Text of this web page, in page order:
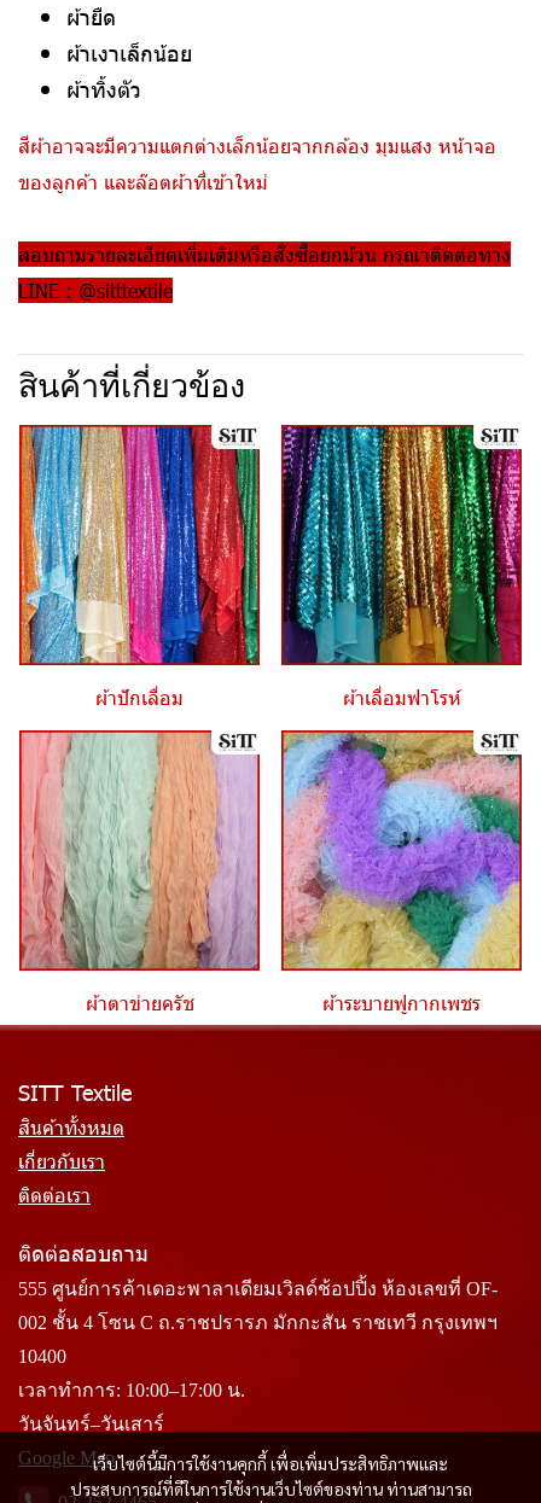
ผ้ายืด
ผ้าเงาเล็กน้อย
ผ้าทิ้งตัว
สีผ้าอาจจะมีความแตกต่างเล็กน้อยจากกล้อง มุมแสง หน้าจอ
ของลูกค้า และล๊อตผ้าที่เข้าใหม่
สอบถามรายละเอียดเพิ่มเติมหรือสั่งซื้อยกม้วน กรุณาติดต่อทาง
LINE : @sitttextile
สินค้าที่เกี่ยวข้อง
ผ้าปักเลื่อม ผ้าเลื่อมฟาโรห์
ผ้าตาข่ายครัช ผ้าระบายฟูกากเพชร
เว็บไซต์นี้มีการใช้งานคุกกี้ เพื่อเพิ่มประสิทธิภาพและ
ประสบการณ์ที่ดีในการใช้งานเว็บไซต์ของท่าน ท่านสามารถ
SITT Textile
สินค้าทั้งหมด
เกี่ยวกับเรา
ติดต่อเรา
ติดต่อสอบถาม
555 ศูนย์การค้าเดอะพาลาเดียมเวิลด์ช้อปปิ้ง ห้องเลขที่ OF-
002 ชั้น 4 โซน C ถ.ราชปรารภ มักกะสัน ราชเทวี กรุงเทพฯ
10400
เวลาทำการ: 10:00–17:00 น.
วันจันทร์–วันเสาร์
Google Map